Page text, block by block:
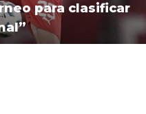
para clasificar